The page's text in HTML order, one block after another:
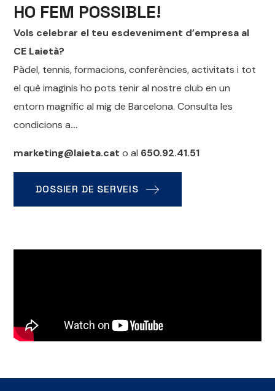
HO FEM POSSIBLE!
Vols celebrar el teu esdeveniment d’empresa al
CE Laietà?
Pàdel, tennis, formacions, conferències, activitats i tot
el què imaginis ho pots tenir al nostre club en un
entorn magnífic al mig de Barcelona. Consulta les
condicions a…
marketing@laieta.cat o al 650.92.41.51
DOSSIER DE SERVEIS